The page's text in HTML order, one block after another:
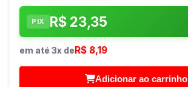
PIX R$ 23,35
em até 3x deR$ 8,19
Adicionar ao carrinho